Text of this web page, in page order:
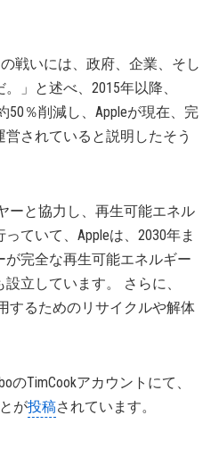
の戦いには、政府、企業、そし
」と述べ、2015年以降、
50％削減し、Appleが現在、完
されていると説明したそう
ーと協力し、再生可能エネル
ていて、Appleは、2030年ま
完全な再生可能エネルギー
立しています。 さらに、
するためのリサイクルや解体
のTimCookアカウントにて、
が投稿されています。